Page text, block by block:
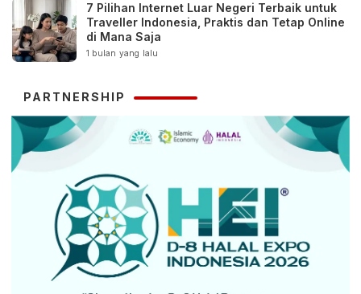
7 Pilihan Internet Luar Negeri Terbaik untuk
Traveller Indonesia, Praktis dan Tetap Online
di Mana Saja
1 bulan yang lalu
PARTNERSHIP